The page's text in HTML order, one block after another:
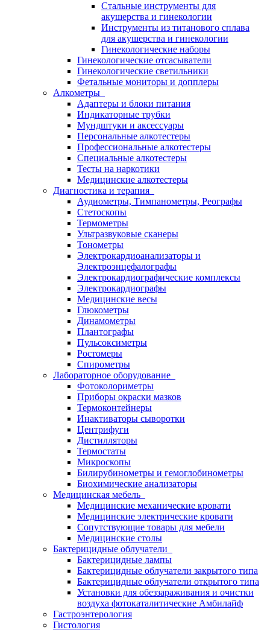
Стальные инструменты для
акушерства и гинекологии
Инструменты из титанового сплава
для акушерства и гинекологии
Гинекологические наборы
Гинекологические отсасыватели
Гинекологические светильники
Фетальные мониторы и допплеры
Алкометры
Адаптеры и блоки питания
Индикаторные трубки
Мундштуки и аксессуары
Персональные алкотестеры
Профессиональные алкотестеры
Специальные алкотестеры
Тесты на наркотики
Медицинские алкотестеры
Диагностика и терапия
Аудиометры, Тимпанометры, Реографы
Стетоскопы
Термометры
Ультразвуковые сканеры
Тонометры
Электрокардиоанализаторы и
Электроэнцефалографы
Электрокардиографические комплексы
Электрокардиографы
Медицинские весы
Глюкометры
Динамометры
Плантографы
Пульсоксиметры
Ростомеры
Спирометры
Лабораторное оборудование
Фотоколориметры
Приборы окраски мазков
Термоконтейнеры
Инактиваторы сыворотки
Центрифуги
Дистилляторы
Термостаты
Микроскопы
Билирубинометры и гемоглобинометры
Биохимические анализаторы
Медицинская мебель
Медицинские механические кровати
Медицинские электрические кровати
Сопутствующие товары для мебели
Медицинские столы
Бактерицидные облучатели
Бактерицидные лампы
Бактерицидные облучатели закрытого типа
Бактерицидные облучатели открытого типа
Установки для обеззараживания и очистки
воздуха фотокаталитические Амбилайф
Гастроэнтерология
Гистология